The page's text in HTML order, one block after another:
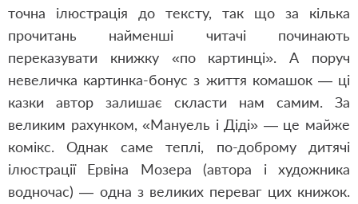
точна ілюстрація до тексту, так що за кілька
прочитань найменші читачі починають
переказувати книжку «по картинці». А поруч
невеличка картинка-бонус з життя комашок — ці
казки автор залишає скласти нам самим. За
великим рахунком, «Мануель і Діді» — це майже
комікс. Однак саме теплі, по-доброму дитячі
ілюстрації Ервіна Мозера (автора і художника
водночас) — одна з великих переваг цих книжок.